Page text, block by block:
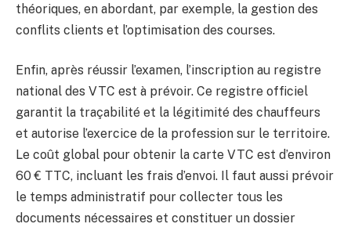
théoriques, en abordant, par exemple, la gestion des
conflits clients et l’optimisation des courses.
Enfin, après réussir l’examen, l’inscription au registre
national des VTC est à prévoir. Ce registre officiel
garantit la traçabilité et la légitimité des chauffeurs
et autorise l’exercice de la profession sur le territoire.
Le coût global pour obtenir la carte VTC est d’environ
60 € TTC, incluant les frais d’envoi. Il faut aussi prévoir
le temps administratif pour collecter tous les
documents nécessaires et constituer un dossier